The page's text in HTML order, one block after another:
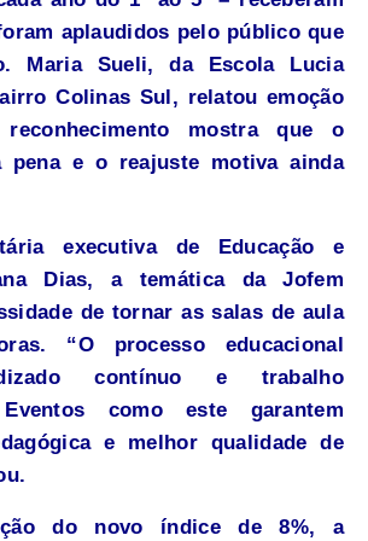
aplaudidos pelo público que
Maria Sueli, da Escola Lucia
Colinas Sul, relatou emoção
mostra que o
pena e o reajuste motiva ainda
executiva de Educação e
Dias, a temática da Jofem
de tornar as salas de aula
“O processo educacional
contínuo e trabalho
como este garantem
e melhor qualidade de
do novo índice de 8%, a